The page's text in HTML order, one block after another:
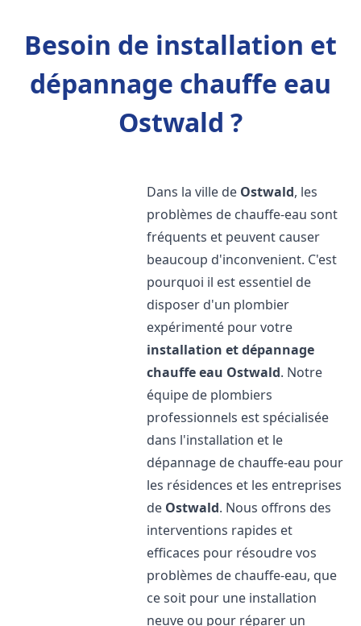
Besoin de installation et
dépannage chauffe eau
Ostwald ?
Dans la ville de Ostwald, les
problèmes de chauffe-eau sont
fréquents et peuvent causer
beaucoup d'inconvenient. C'est
pourquoi il est essentiel de
disposer d'un plombier
expérimenté pour votre
installation et dépannage
chauffe eau Ostwald. Notre
équipe de plombiers
professionnels est spécialisée
dans l'installation et le
dépannage de chauffe-eau pour
les résidences et les entreprises
de Ostwald. Nous offrons des
interventions rapides et
efficaces pour résoudre vos
problèmes de chauffe-eau, que
ce soit pour une installation
neuve ou pour réparer un